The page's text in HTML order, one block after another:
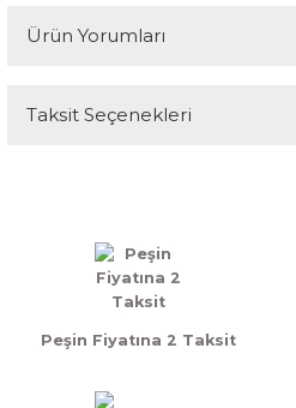
Ürün Yorumları
Bu ürüne ilk
Taksit Seçenekleri
Peşin Fiyatına 2 Taksit